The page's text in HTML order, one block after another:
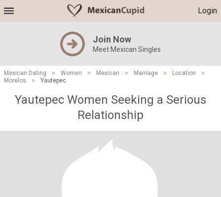
Login
Join Now
Meet Mexican Singles
Mexican Dating > Women > Mexican > Marriage > Location
>
Morelos
> Yautepec
Yautepec Women Seeking a Serious
Relationship